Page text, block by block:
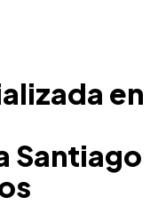
en
Santiago